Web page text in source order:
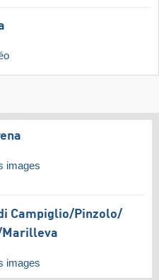
images
Campiglio/​Pinzolo/​
​Marilleva
images